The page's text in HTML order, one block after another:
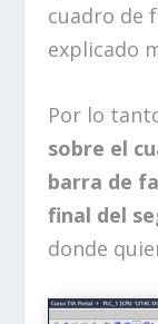
cuadro de
explicado
Por lo
sobre el
barra de
final del
donde